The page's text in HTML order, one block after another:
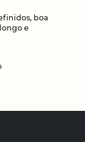
boa
e